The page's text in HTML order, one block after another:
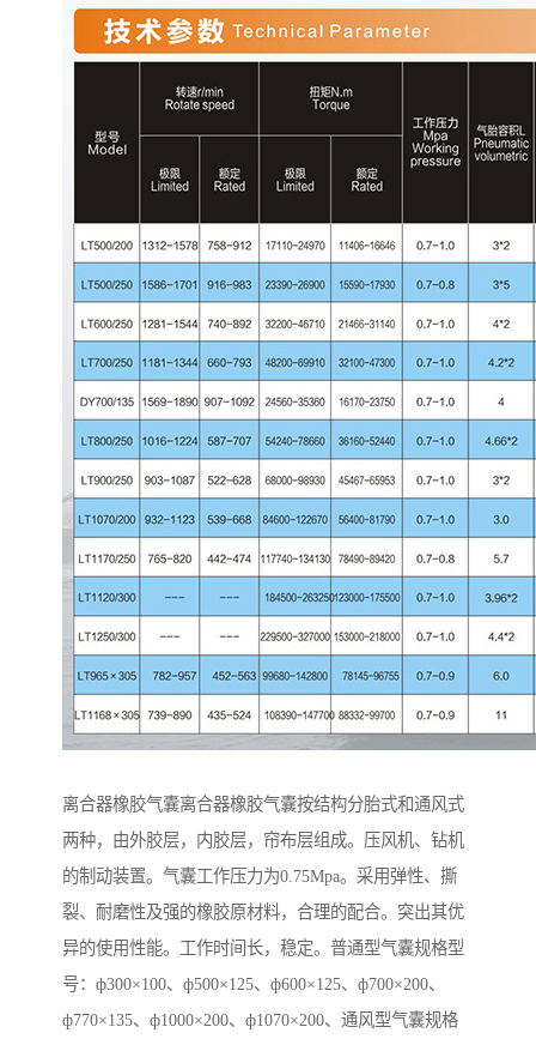
离合器橡胶气囊离合器橡胶气囊按结构分胎式和通风式
两种，由外胶层，内胶层，帘布层组成。压风机、钻机
的制动装置。气囊工作压力为0.75Mpa。采用弹性、撕
裂、耐磨性及强的橡胶原材料，合理的配合。突出其优
异的使用性能。工作时间长，稳定。普通型气囊规格型
号：ф300×100、ф500×125、ф600×125、ф700×200、
ф770×135、ф1000×200、ф1070×200、通风型气囊规格